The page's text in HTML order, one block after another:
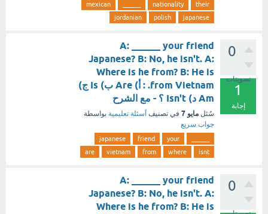
their
nationality
mexican
japanese
polish
jordanian
0
تصويتات
1
إجابة
A: ______ your friend
Japanese? B: No, he isn't. A:
Where is he from? B: He is
from Vietnam. : أ) Are ب) Is ج)
Am د) Isn't ؟ - مع الشرح
سُئل مايو 7 في تصنيف أسئلة تعليمية بواسطة
جواب سريع
your
friend
japanese
isnt
where
from
vietnam
are
0
A: ______ your friend
Japanese? B: No, he isn't. A:
Where is he from? B: He is